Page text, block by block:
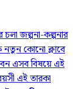
চলা জল্পনা-কল্পনার
নতুন কোনো ক্লাবে
এসব বিষয়ে এই
এই তারকা